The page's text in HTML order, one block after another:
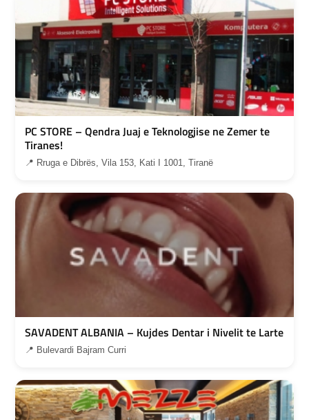
PC STORE – Qendra Juaj e Teknologjise ne Zemer te
Tiranes!
📍 Rruga e Dibrës, Vila 153, Kati I 1001, Tiranë
SAVADENT ALBANIA – Kujdes Dentar i Nivelit te Larte
📍 Bulevardi Bajram Curri